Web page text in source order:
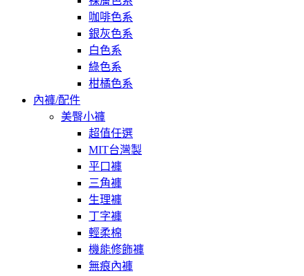
咖啡色系
銀灰色系
白色系
綠色系
柑橘色系
內褲/配件
美臀小褲
超值任選
MIT台灣製
平口褲
三角褲
生理褲
丁字褲
輕柔棉
機能修飾褲
無痕內褲